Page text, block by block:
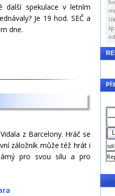
další spekulace v letním
Je 19 hod. SEČ a
dne.
z Barcelony. Hráč se
záložník může též hrát i
pro svou sílu a pro